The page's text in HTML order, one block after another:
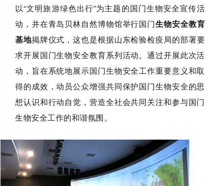
以“文明旅游绿色出行”为主题的国门生物安全宣传活
动，并在青岛贝林自然博物馆举行国门生物安全教育
基地揭牌仪式，这也是根据山东检验检疫局的部署要
求开展国门生物安全教育系列活动。通过开展此次活
动，旨在系统地展示国门生物安全工作重要意义和取
得的成效，动员公众增强共同保护国门生物安全的思
想认识和行动自觉，营造全社会共同关注和参与国门
生物安全工作的和谐氛围。